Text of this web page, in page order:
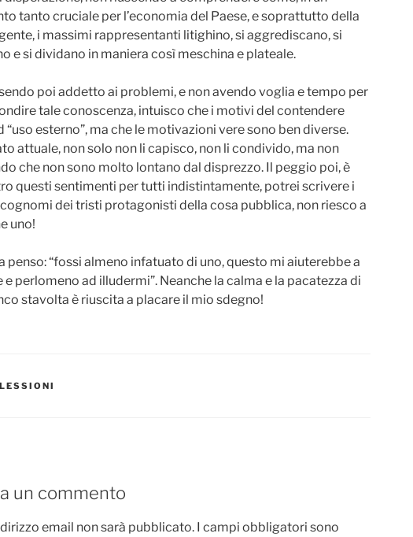
tanto cruciale per l’economia del Paese, e soprattutto della
i massimi rappresentanti litighino, si aggrediscano, si
e si dividano in maniera così meschina e plateale.
poi addetto ai problemi, e non avendo voglia e tempo per
tale conoscenza, intuisco che i motivi del contendere
“uso esterno”, ma che le motivazioni vere sono ben diverse.
attuale, non solo non li capisco, non li condivido, ma non
che non sono molto lontano dal disprezzo. Il peggio poi, è
questi sentimenti per tutti indistintamente, potrei scrivere i
dei tristi protagonisti della cosa pubblica, non riesco a
uno!
penso: “fossi almeno infatuato di uno, questo mi aiuterebbe a
e perlomeno ad illudermi”. Neanche la calma e la pacatezza di
stavolta è riuscita a placare il mio sdegno!
un commento
email non sarà pubblicato. I campi obbligatori sono